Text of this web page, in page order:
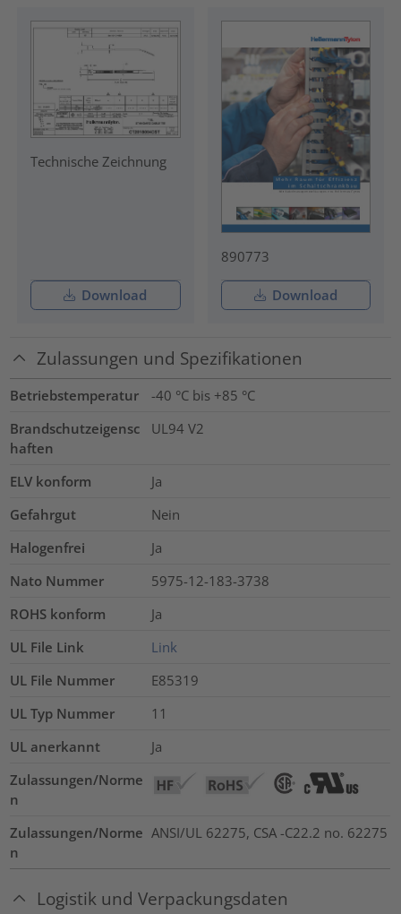
Technische Zeichnung
Download
890773
Download
Zulassungen und Spezifikationen
Betriebstemperatur
-40 °C bis +85 °C
Brandschutzeigensc
haften
UL94 V2
ELV konform
Ja
Gefahrgut
Nein
Halogenfrei
Ja
Nato Nummer
5975-12-183-3738
ROHS konform
Ja
UL File Link
Link
UL File Nummer
E85319
UL Typ Nummer
11
UL anerkannt
Ja
Zulassungen/Norme
n
Zulassungen/Norme
n
ANSI/UL 62275, CSA -C22.2 no. 62275
Logistik und Verpackungsdaten